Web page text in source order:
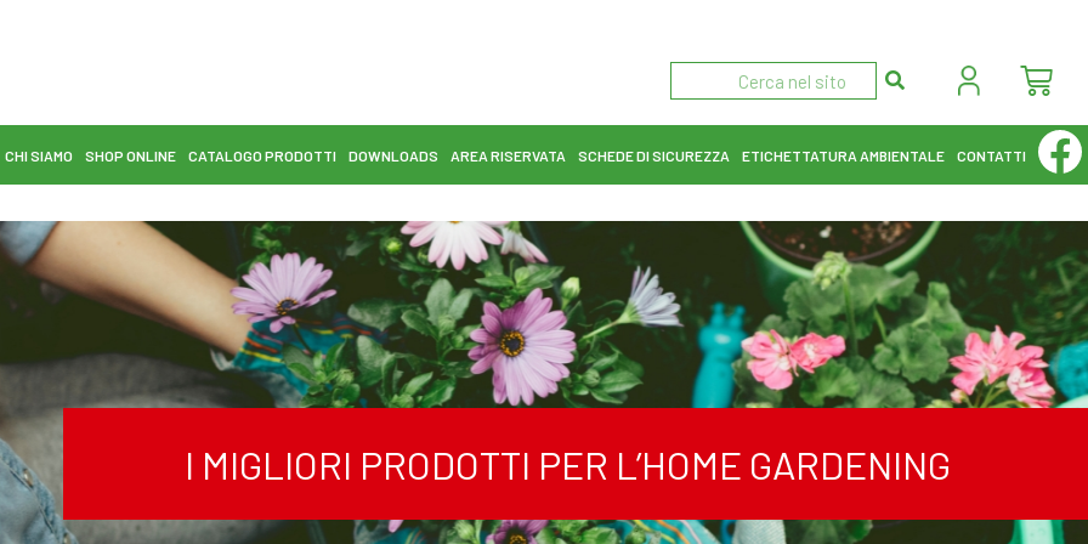
CHI SIAMO SHOP ONLINE CATALOGO PRODOTTI DOWNLOADS AREA RISERVATA SCHEDE DI SICUREZZA ETICHETTATURA AMBIENTALE CONTATTI
I MIGLIORI PRODOTTI PER L’HOME GARDENING